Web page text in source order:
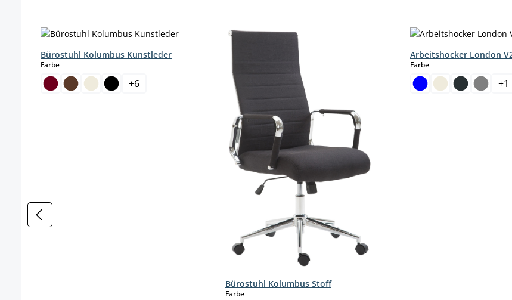
Bürostuhl Kolumbus Kunstleder
Farbeauswählen
+6
Bürostuhl Kolumbus Stoff
Farbeauswählen
Arbeitshocker London
Farbeauswählen
+1